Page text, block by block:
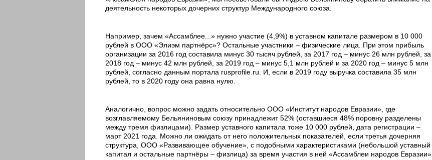
деятельность некоторых дочерних структур Международного союза.
Например, зачем «Ассамблее...» нужно участие (4,9%) в уставном капитале размером в 10 000
рублей в ООО «Элиэм партнёрс»? Остальные участники – физические лица. При этом прибыль
организации за 2016 год составила минус 30 тысяч рублей, за 2017 год – минус 26 млн рублей, за
2018 год – минус 42 млн рублей, за 2019 год – минус 5,1 млн рублей и за 2020 год – минус 5 млн
рублей, согласно данным портала rusprofile.ru. И, если в 2019 году выручка составила 35 млн
рублей, то в 2020 году она равна нулю.
Аналогично, вопрос можно задать относительно ООО «Институт народов Евразии», где
возглавляемому Бельяниновым союзу принадлежит 52% (оставшиеся 48% поровну разделены
между тремя физлицами). Размер уставного капитала тоже 10 000 рублей, дата регистрации –
март 2021 года. Можно ли ожидать от него положительных показателей, если третья дочерняя
структура, ООО «Развивающее обучение», с подобными характеристиками (небольшой уставный
капитал и остальные партнёры – физлица) за время участия в ней «Ассамблеи народов Евразии»,